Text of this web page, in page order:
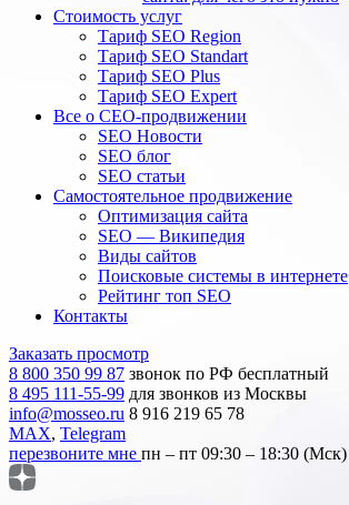
Стоимость услуг
Тариф SEO Region
Тариф SEO Standart
Тариф SEO Plus
Тариф SEO Expert
Все о СЕО-продвижении
SEO Новости
SEO блог
SEO статьи
Самостоятельное продвижение
Оптимизация сайта
SEO — Википедия
Виды сайтов
Поисковые системы в интернете
Рейтинг топ SEO
Контакты
Заказать просмотр
8 800 350 99 87 звонок по РФ бесплатный
8 495 111-55-99 для звонков из Москвы
info@mosseo.ru 8 916 219 65 78
MAX, Telegram
перезвоните мне пн – пт 09:30 – 18:30 (Мск)